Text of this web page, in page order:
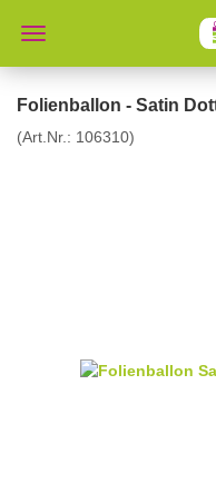
Folienballon - Satin
(Art.Nr.: 106310)